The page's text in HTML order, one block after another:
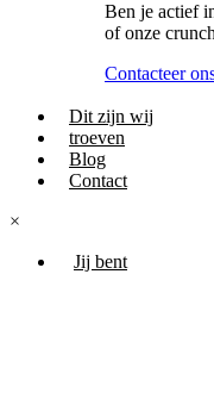
Ben je actief
of onze
Contacteer
Dit zijn wij
troeven
Blog
Contact
×
Jij bent